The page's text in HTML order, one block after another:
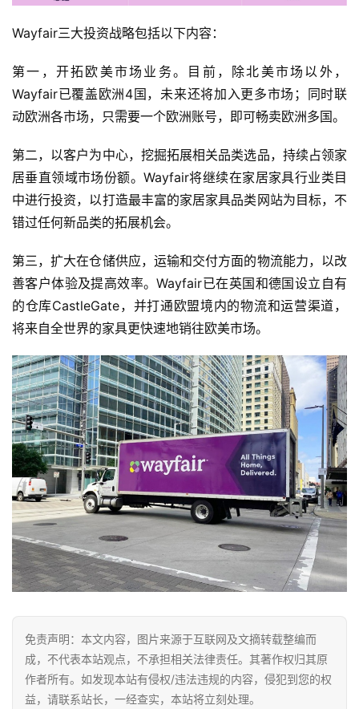
首
全
球
开
跨
境
百
社
媒
营
销
跨
境
导
航
Wayfair三大投资战略包括以下内容：
第一，开拓欧美市场业务。目前，除北美市场以外，
Wayfair已覆盖欧洲4国，未来还将加入更多市场；同时联
动欧洲各市场，只需要一个欧洲账号，即可畅卖欧洲多国。
第二，以客户为中心，挖掘拓展相关品类选品，持续占领家
居垂直领域市场份额。Wayfair将继续在家居家具行业类目
中进行投资，以打造最丰富的家居家具品类网站为目标，不
错过任何新品类的拓展机会。
第三，扩大在仓储供应，运输和交付方面的物流能力，以改
善客户体验及提高效率。Wayfair已在英国和德国设立自有
的仓库CastleGate，并打通欧盟境内的物流和运营渠道，
将来自全世界的家具更快速地销往欧美市场。
免责声明：本文内容，图片来源于互联网及文摘转载整编而
成，不代表本站观点，不承担相关法律责任。其著作权归其原
作者所有。如发现本站有侵权/违法违规的内容，侵犯到您的权
益，请联系站长，一经查实，本站将立刻处理。